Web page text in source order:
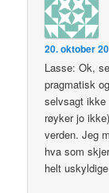
20. oktober
Lasse: Ok,
pragmatisk
selvsagt ikke
røyker jo
verden. Jeg
hva som
helt